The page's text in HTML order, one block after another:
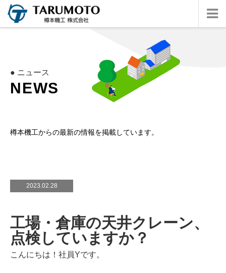
● ニュース
NEWS
樽本機工からの最新の情報を掲載しています。
2023.02.28
工場・倉庫の天井クレーン、
点検していますか？
こんにちは！社員Yです。